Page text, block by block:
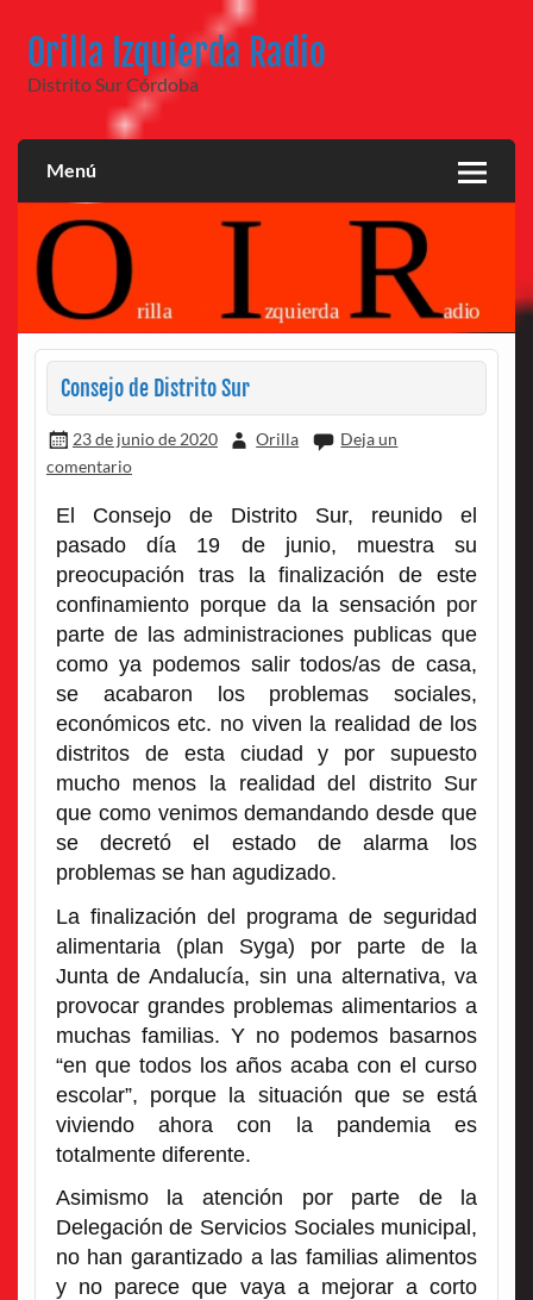
contenido
Orilla Izquierda Radio
Distrito Sur Córdoba
Menú
Consejo de Distrito Sur
23 de junio de 2020 Orilla
Deja un
comentario
El Consejo de Distrito Sur, reunido el
pasado día 19 de junio, muestra su
preocupación tras la finalización de este
confinamiento porque da la sensación por
parte de las administraciones publicas que
como ya podemos salir todos/as de casa,
se acabaron los problemas sociales,
económicos etc. no viven la realidad de los
distritos de esta ciudad y por supuesto
mucho menos la realidad del distrito Sur
que como venimos demandando desde que
se decretó el estado de alarma los
problemas se han agudizado.
La finalización del programa de seguridad
alimentaria (plan Syga) por parte de la
Junta de Andalucía, sin una alternativa, va
provocar grandes problemas alimentarios a
muchas familias. Y no podemos basarnos
“en que todos los años acaba con el curso
escolar”, porque la situación que se está
viviendo ahora con la pandemia es
totalmente diferente.
Asimismo la atención por parte de la
Delegación de Servicios Sociales municipal,
no han garantizado a las familias alimentos
y no parece que vaya a mejorar a corto